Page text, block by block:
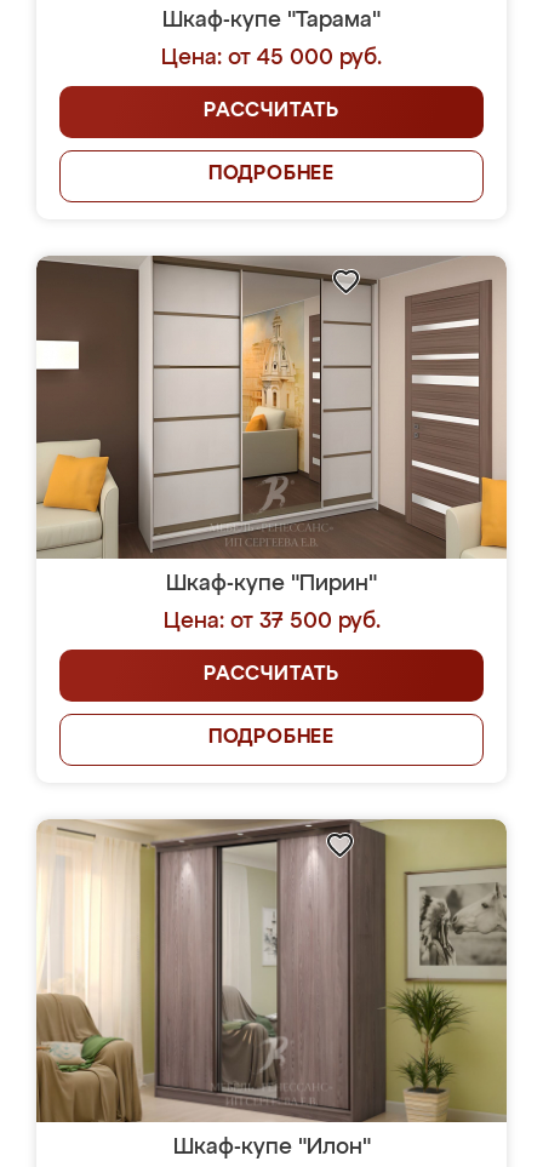
Шкаф-купе "Тарама"
Цена: от 45 000 руб.
РАССЧИТАТЬ
ПОДРОБНЕЕ
Шкаф-купе "Пирин"
Цена: от 37 500 руб.
РАССЧИТАТЬ
ПОДРОБНЕЕ
Шкаф-купе "Илон"